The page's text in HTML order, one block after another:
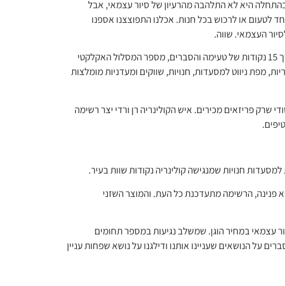
רציתי להודות לרן, על האפליקציה, ובמיוחד על הסיור העצמאי ברובע המארה. הגעתי ללפריז לארבעה ימים עם בתי בת ה-22, בהתחלה היא לא התלהבה מהרעיון של סיור עצמאי, אבל
לטעום או לרכוש בכל חנות. אכלנו התפוצצנו אספנו
העצמאי. שווה.
מגזין אטמוספירה אלעל: איש הקולינריה רן ורדי יצר אפליקציה לסיור קולינרי עצמאי ברובע המארה בפריז, בליבה העתיק והיפיפה של העיר. דרך 15 נקודות של טעימה והסברים, מספר המסלול האקלקטי
מפת ניווט למסעדות, חנויות, שווקים ומעדניות מומלצות
פריזאים מכירים. איש הקולינריה רן ורדי יצר רשימה
חנויות שמנגישה קולינריה נקודות שוות בעיר.
פנינה, הרשימה מתעדכנת כל העת. והמוצר השזני
עצמאי במחיר הוגן. שמשלב נגיעות במספר תחומים
על הנושאים שעניינו אותנו ודילגנו על נושא שפחות עניין